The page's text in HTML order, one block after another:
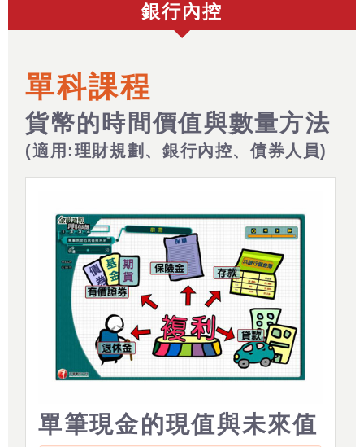
銀行內控
單科課程
貨幣的時間價值與數量方法
(適用:理財規劃、銀行內控、債券人員)
單筆現金的現值與未來值